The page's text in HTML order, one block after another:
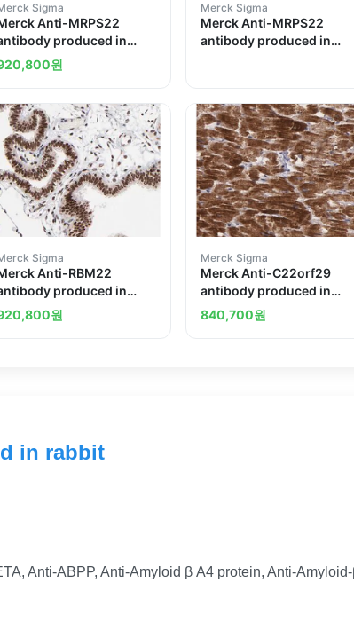
Sigma
Anti-MRPS22
produced in
원
Merck Sigma
Merck Anti-MRPS22
antibody produced in
Sigma
Anti-RBM22
produced in
원
Merck Sigma
Merck Anti-C22orf29
antibody produced in
rabbit
840,700원
in rabbit
Anti-ABPP, Anti-Amyloid β A4 protein, Anti-